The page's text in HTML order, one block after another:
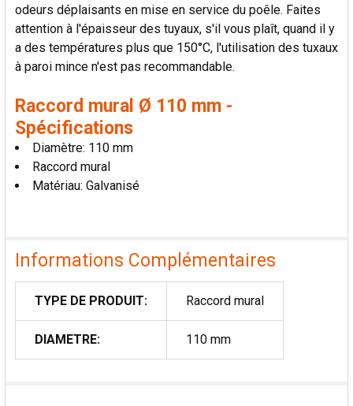
odeurs déplaisants en mise en service du poêle. Faites
attention à l'épaisseur des tuyaux, s'il vous plaît, quand il y
a des températures plus que 150°C, l'utilisation des tuxaux
à paroi mince n'est pas recommandable.
Raccord mural Ø 110 mm -
Spécifications
Diamètre: 110 mm
Raccord mural
Matériau: Galvanisé
Informations Complémentaires
TYPE DE PRODUIT: Raccord mural
DIAMETRE: 110 mm